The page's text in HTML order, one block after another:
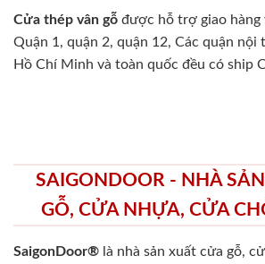
Cửa thép vân gỗ được hỗ trợ giao
Quận 1, quận 2, quận 12, Các quận nội
Hồ Chí Minh và toàn quốc đều có ship
SAIGONDOOR - NHÀ
GỖ, CỬA NHỰA, CỬA
SaigonDoor® là nhà sản xuất cửa gỗ,